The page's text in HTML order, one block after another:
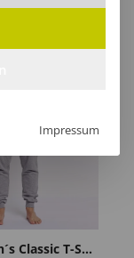
Neutral Men´s Classic T-Shirt
Impressum